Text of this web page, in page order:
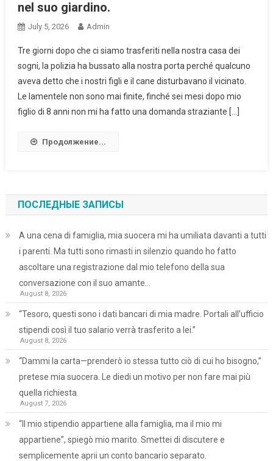
nel suo giardino.
July 5, 2026 Admin
Tre giorni dopo che ci siamo trasferiti nella nostra casa dei
sogni, la polizia ha bussato alla nostra porta perché qualcuno
aveva detto che i nostri figli e il cane disturbavano il vicinato.
Le lamentele non sono mai finite, finché sei mesi dopo mio
figlio di 8 anni non mi ha fatto una domanda straziante […]
Продолжение...
ПОСЛЕДНЫЕ ЗАПИСЫ
A una cena di famiglia, mia suocera mi ha umiliata davanti a tutti
i parenti. Ma tutti sono rimasti in silenzio quando ho fatto
ascoltare una registrazione dal mio telefono della sua
conversazione con il suo amante…
August 8, 2026
“Tesoro, questi sono i dati bancari di mia madre. Portali all’ufficio
stipendi così il tuo salario verrà trasferito a lei.”
August 8, 2026
“Dammi la carta—prenderò io stessa tutto ciò di cui ho bisogno,”
pretese mia suocera. Le diedi un motivo per non fare mai più
quella richiesta.
August 7, 2026
“Il mio stipendio appartiene alla famiglia, ma il mio mi
appartiene”, spiegò mio marito. Smettei di discutere e
semplicemente aprii un conto bancario separato.